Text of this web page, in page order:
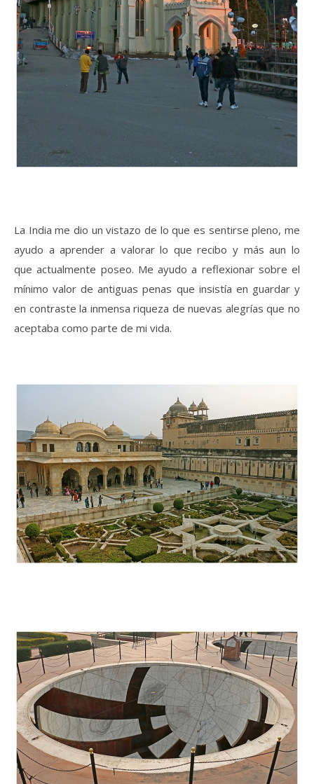
La India me dio un vistazo de lo que es sentirse pleno, me
ayudo a aprender a valorar lo que recibo y más aun lo
que actualmente poseo. Me ayudo a reflexionar sobre el
mínimo valor de antiguas penas que insistía en guardar y
en contraste la inmensa riqueza de nuevas alegrías que no
aceptaba como parte de mi vida.